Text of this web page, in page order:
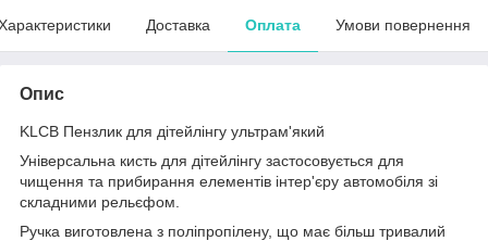
Доставка Оплата Умови повернення
Опис
KLCB Пензлик для дітейлінгу ультрам'який
Універсальна кисть для дітейлінгу застосовується для
чищення та прибирання елементів інтер'єру автомобіля зі
складними рельєфом.
Ручка виготовлена з поліпропілену, що має більш тривалий